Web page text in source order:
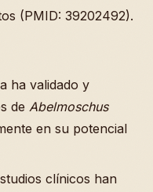
(PMID: 39202492).
ha validado y
de Abelmoschus
en su potencial
clínicos han